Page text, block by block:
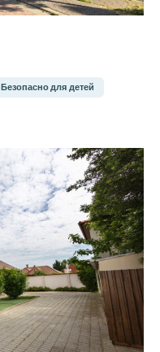
Безопасно для детей